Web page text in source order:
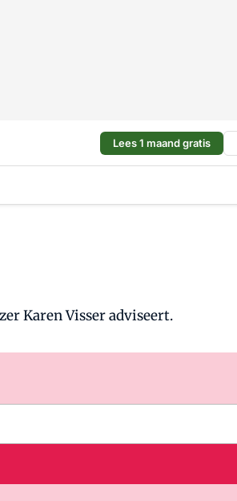
Lees 1 maand gratis
Karen Visser adviseert.